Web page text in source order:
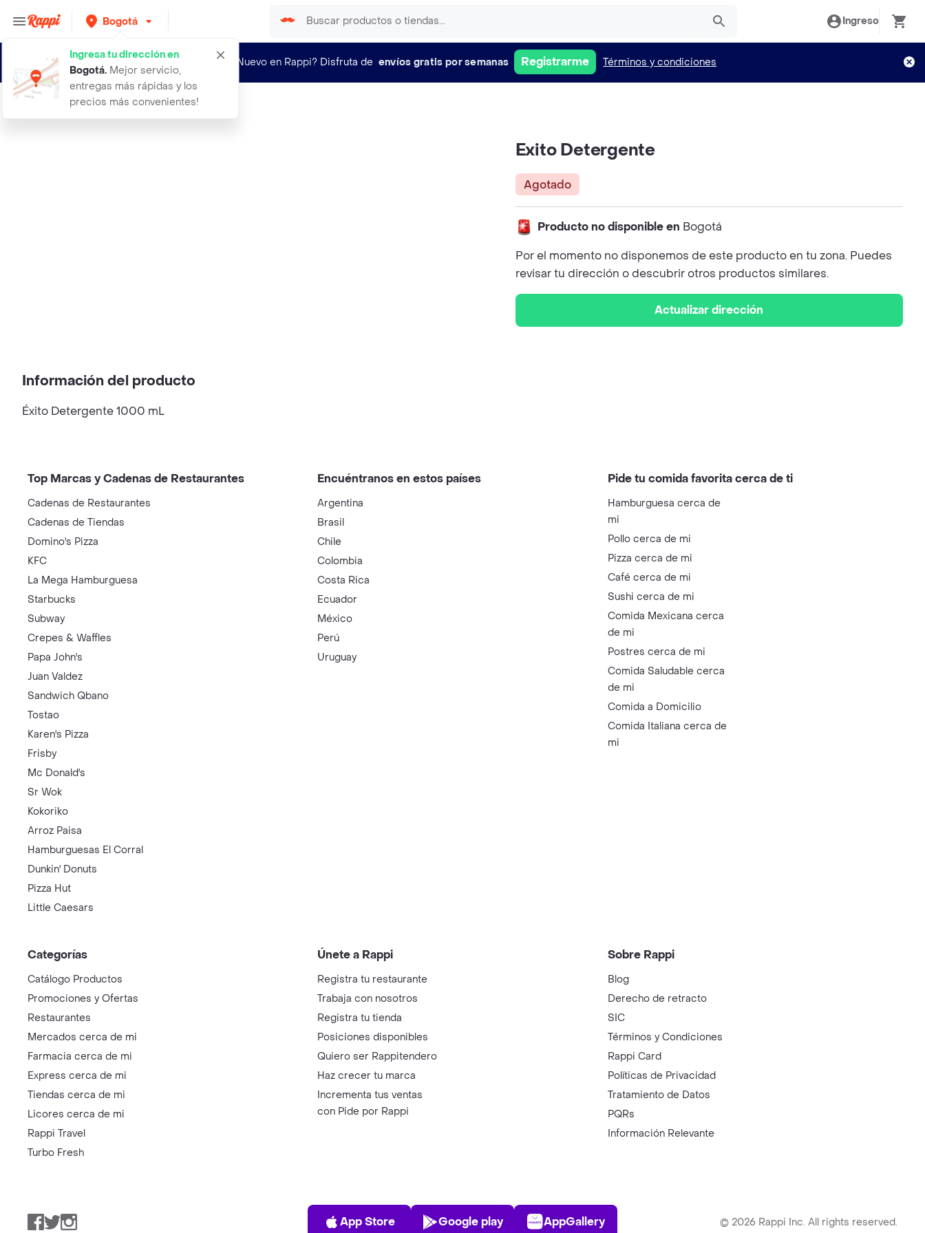
Bogotá
Ingresa tu dirección en
Bogotá. Mejor servicio,
entregas más rápidas y los
precios más convenientes!
Ingreso
¿Nuevo en Rappi? Disfruta de envíos gratis por semanas Registrarme Términos y condiciones
exito detergente
Exito Detergente
Agotado
Producto no disponible en Bogotá
Por el momento no disponemos de este producto en tu zona. Puedes
revisar tu dirección o descubrir otros productos similares.
Actualizar dirección
Información del producto
Éxito Detergente 1000 mL
Top Marcas y Cadenas de Restaurantes
Cadenas de Restaurantes
Cadenas de Tiendas
Domino's Pizza
KFC
La Mega Hamburguesa
Starbucks
Subway
Crepes & Waffles
Papa John's
Juan Valdez
Sandwich Qbano
Tostao
Karen's Pizza
Frisby
Mc Donald's
Sr Wok
Kokoriko
Arroz Paisa
Hamburguesas El Corral
Dunkin' Donuts
Pizza Hut
Little Caesars
Encuéntranos en estos países
Argentina
Brasil
Chile
Colombia
Costa Rica
Ecuador
México
Perú
Uruguay
Pide tu comida favorita cerca de ti
Hamburguesa cerca de
mi
Pollo cerca de mi
Pizza cerca de mi
Café cerca de mi
Sushi cerca de mi
Comida Mexicana cerca
de mi
Postres cerca de mi
Comida Saludable cerca
de mi
Comida a Domicilio
Comida Italiana cerca de
mi
Categorías
Catálogo Productos
Promociones y Ofertas
Restaurantes
Mercados cerca de mi
Farmacia cerca de mi
Express cerca de mi
Tiendas cerca de mi
Licores cerca de mi
Rappi Travel
Turbo Fresh
Únete a Rappi
Registra tu restaurante
Trabaja con nosotros
Registra tu tienda
Posiciones disponibles
Quiero ser Rappitendero
Haz crecer tu marca
Incrementa tus ventas
con Pide por Rappi
Sobre Rappi
Blog
Derecho de retracto
SIC
Términos y Condiciones
Rappi Card
Políticas de Privacidad
Tratamiento de Datos
PQRs
Información Relevante
Facebook
TwitterInstagram
App Store
App Store
Play Store
Google play
AppGallery
AppGallery © 2026 Rappi Inc. All rights reserved.